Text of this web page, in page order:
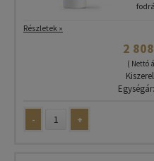
Részletek »
2
( Nettó
- +